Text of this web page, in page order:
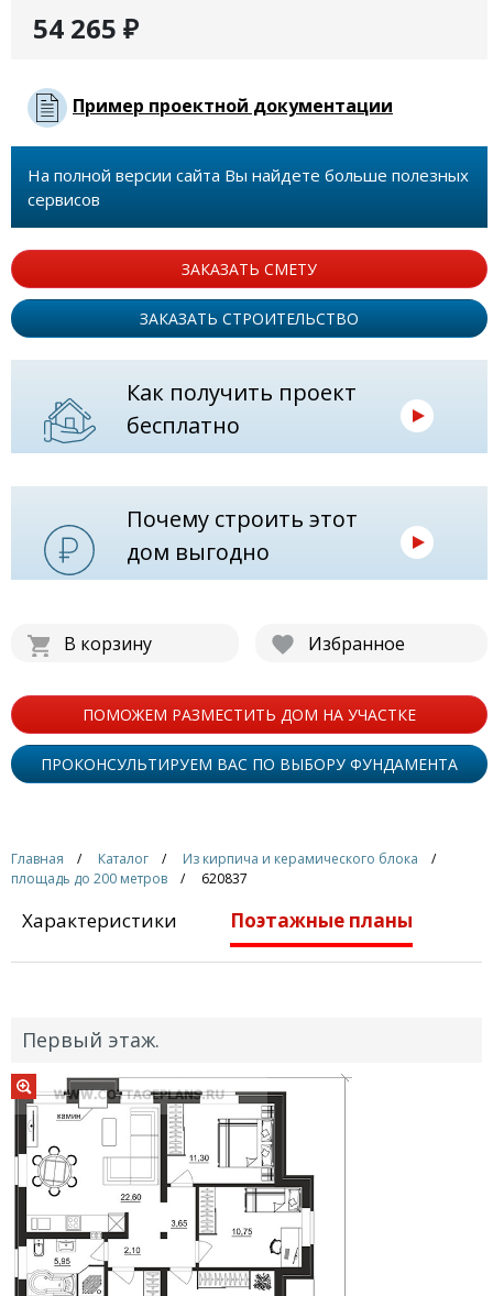
54 265 ₽
Пример проектной документации
На полной версии сайта Вы найдете больше полезных
сервисов
ЗАКАЗАТЬ СМЕТУ
ЗАКАЗАТЬ СТРОИТЕЛЬСТВО
Как получить проект
бесплатно
Почему строить этот
дом выгодно
В корзину Избранное
ПОМОЖЕМ РАЗМЕСТИТЬ ДОМ НА УЧАСТКЕ
ПРОКОНСУЛЬТИРУЕМ ВАС ПО ВЫБОРУ ФУНДАМЕНТА
Главная Каталог
Из кирпича и керамического блока
площадь до 200 метров
620837
Характеристики Поэтажные планы
Первый этаж.